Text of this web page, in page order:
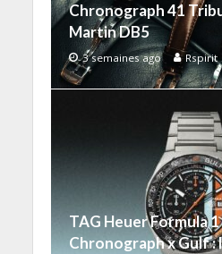
Chronograph 41
Martin DB5
3 semaines ago Rspirit
TAG Heuer Formula
Chronograph x Gulf :